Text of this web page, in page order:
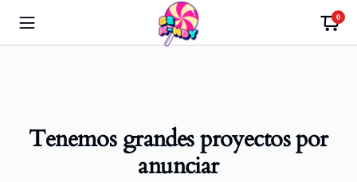
0
Tenemos grandes proyectos por
anunciar